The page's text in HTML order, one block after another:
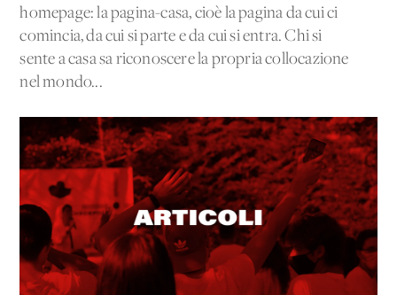
homepage: la pagina-casa, cioè la pagina da cui ci
comincia, da cui si parte e da cui si entra. Chi si
sente a casa sa riconoscere la propria collocazione
nel mondo...